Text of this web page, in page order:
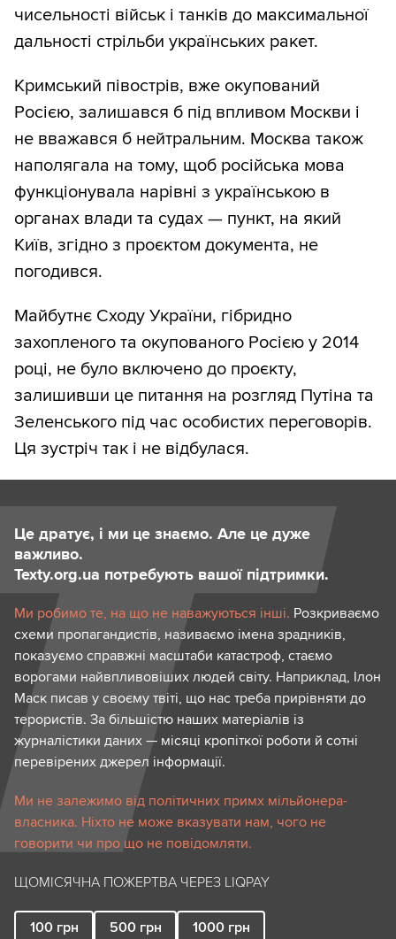
чисельності військ і танків до максимальної
дальності стрільби українських ракет.
Кримський півострів, вже окупований
Росією, залишався б під впливом Москви і
не вважався б нейтральним. Москва також
наполягала на тому, щоб російська мова
функціонувала нарівні з українською в
органах влади та судах — пункт, на який
Київ, згідно з проєктом документа, не
погодився.
Майбутнє Сходу України, гібридно
захопленого та окупованого Росією у 2014
році, не було включено до проєкту,
залишивши це питання на розгляд Путіна та
Зеленського під час особистих переговорів.
Ця зустріч так і не відбулася.
Це дратує, і ми це знаємо. Але це дуже
важливо.
Texty.org.ua потребують вашої підтримки.
Ми робимо те, на що не наважуються інші. Розкриваємо
схеми пропагандистів, називаємо імена зрадників,
показуємо справжні масштаби катастроф, стаємо
ворогами найвпливовіших людей світу. Наприклад, Ілон
Маск писав у своєму твіті, що нас треба прирівняти до
терористів. За більшістю наших матеріалів із
журналістики даних — місяці кропіткої роботи й сотні
перевірених джерел інформації.
Ми не залежимо від політичних примх мільйонера-
власника. Ніхто не може вказувати нам, чого не
говорити чи про що не повідомляти.
ЩОМІСЯЧНА ПОЖЕРТВА ЧЕРЕЗ LIQPAY
100 грн 500 грн 1000 грн